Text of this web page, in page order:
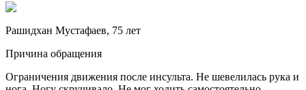
Рашидхан Мустафаев, 75 лет
Причина обращения
Ограничения движения после инсульта. Не шевелилась рука и